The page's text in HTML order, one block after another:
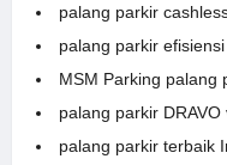
palang parkir
palang parkir
MSM Parking palang
palang parkir DRAVO
palang parkir terbaik